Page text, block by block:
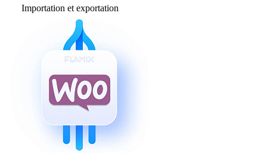
Importation et exportation